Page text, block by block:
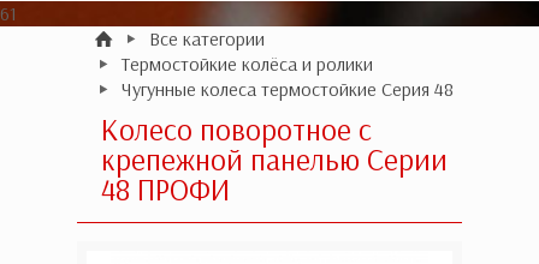
61
Все категории
Термостойкие колёса и ролики
Чугунные колеса термостойкие Серия 48
Колесо поворотное с
крепежной панелью Серии
48 ПРОФИ